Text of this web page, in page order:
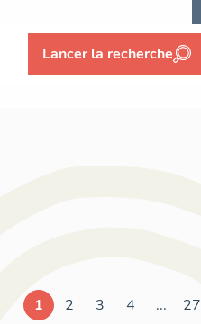
Lancer la recherche
1 2 3 4 ... 27